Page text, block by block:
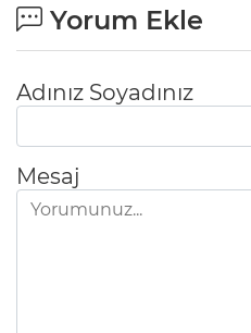
Yorum Ekle
Adınız Soyadınız
Mesaj